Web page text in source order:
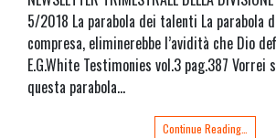
5/2018 La parabola dei talenti La parabola
compresa, eliminerebbe l’avidità che Dio
E.G.White Testimonies vol.3 pag.387
questa parabola…
Continue Reading…